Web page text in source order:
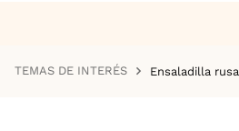
TEMAS DE INTERÉS Ensaladilla rusa